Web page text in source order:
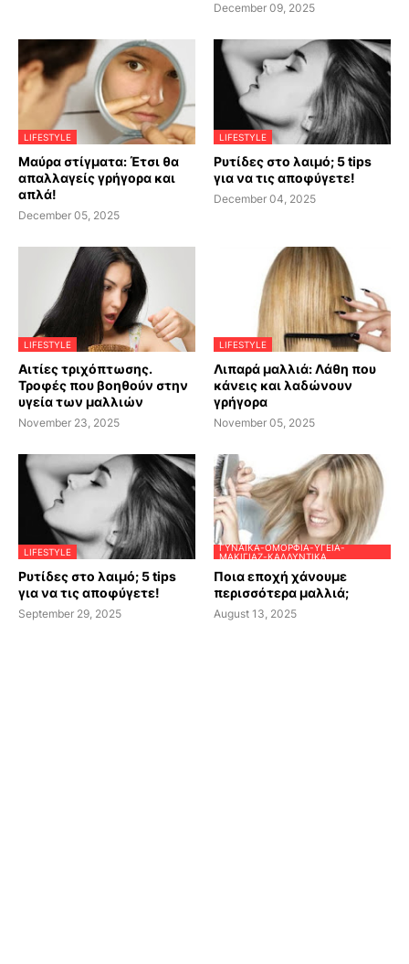
December 09, 2025
LIFESTYLE
Μαύρα στίγματα: Έτσι θα
απαλλαγείς γρήγορα και
απλά!
December 05, 2025
LIFESTYLE
Ρυτίδες στο λαιμό; 5 tips
για να τις αποφύγετε!
December 04, 2025
LIFESTYLE
Αιτίες τριχόπτωσης.
Τροφές που βοηθούν στην
υγεία των μαλλιών
November 23, 2025
LIFESTYLE
Λιπαρά μαλλιά: Λάθη που
κάνεις και λαδώνουν
γρήγορα
November 05, 2025
LIFESTYLE
Ρυτίδες στο λαιμό; 5 tips
για να τις αποφύγετε!
September 29, 2025
ΓΥΝΑΊΚΑ-ΟΜΟΡΦΙΆ-ΥΓΕΊΑ-
ΜΑΚΙΓΙΆΖ-ΚΑΛΛΥΝΤΙΚΆ
Ποια εποχή χάνουμε
περισσότερα μαλλιά;
August 13, 2025